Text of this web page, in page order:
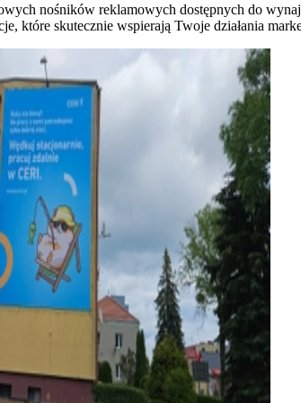
nośników reklamowych dostępnych do
które skutecznie wspierają Twoje działania